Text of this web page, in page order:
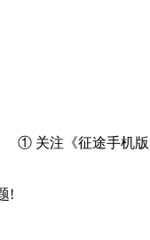
关注《征途手机版
!